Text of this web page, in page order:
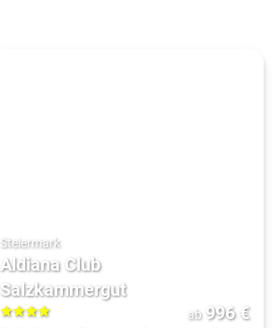
Steiermark
Aldiana Club
Salzkammergut
ab 996€